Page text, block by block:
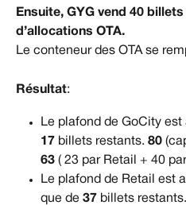
Ensuite, GYG vend 40
d’allocations OTA.
Le conteneur des OTA se
Résultat:
Le plafond de GoCity
17 billets restants. 80
63 ( 23 par Retail + 40
Le plafond de Retail est
que de 37 billets restants.